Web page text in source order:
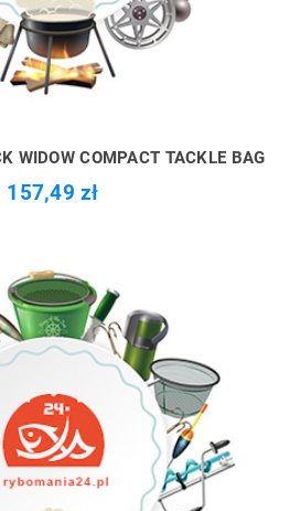
WIDOW COMPACT TACKLE BAG
157,49 zł